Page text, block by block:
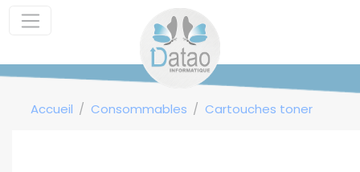
Accueil Consommables Cartouches toner
Panneau de gestion des cookies